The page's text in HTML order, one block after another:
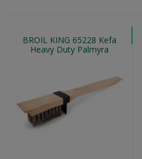
BROIL KING 65228 Kefa
Heavy Duty Palmyra